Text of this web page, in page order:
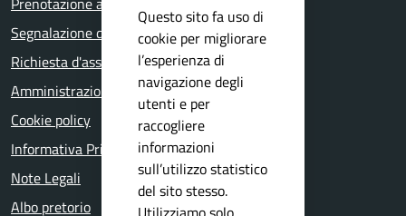
Segnalazione disservizio
Richiesta d'assistenza
Amministrazione trasparente
Cookie policy
Informativa Privacy
Note Legali
Albo pretorio
Questo sito fa uso di
cookie per migliorare
l’esperienza di
navigazione degli
utenti e per
raccogliere
informazioni
sull’utilizzo statistico
del sito stesso.